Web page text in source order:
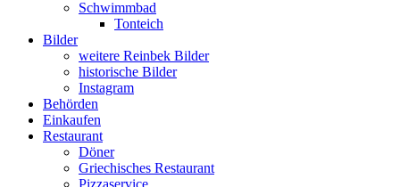
Schwimmbad
Tonteich
Bilder
weitere Reinbek Bilder
historische Bilder
Instagram
Behörden
Einkaufen
Restaurant
Döner
Griechisches Restaurant
Pizzaservice